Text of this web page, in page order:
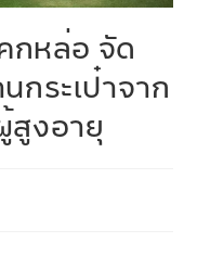
กหล่อ จัด
กระเป๋าจาก
สูงอายุ